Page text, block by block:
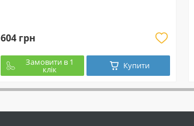
604 грн
Замовити в 1
клік Купити